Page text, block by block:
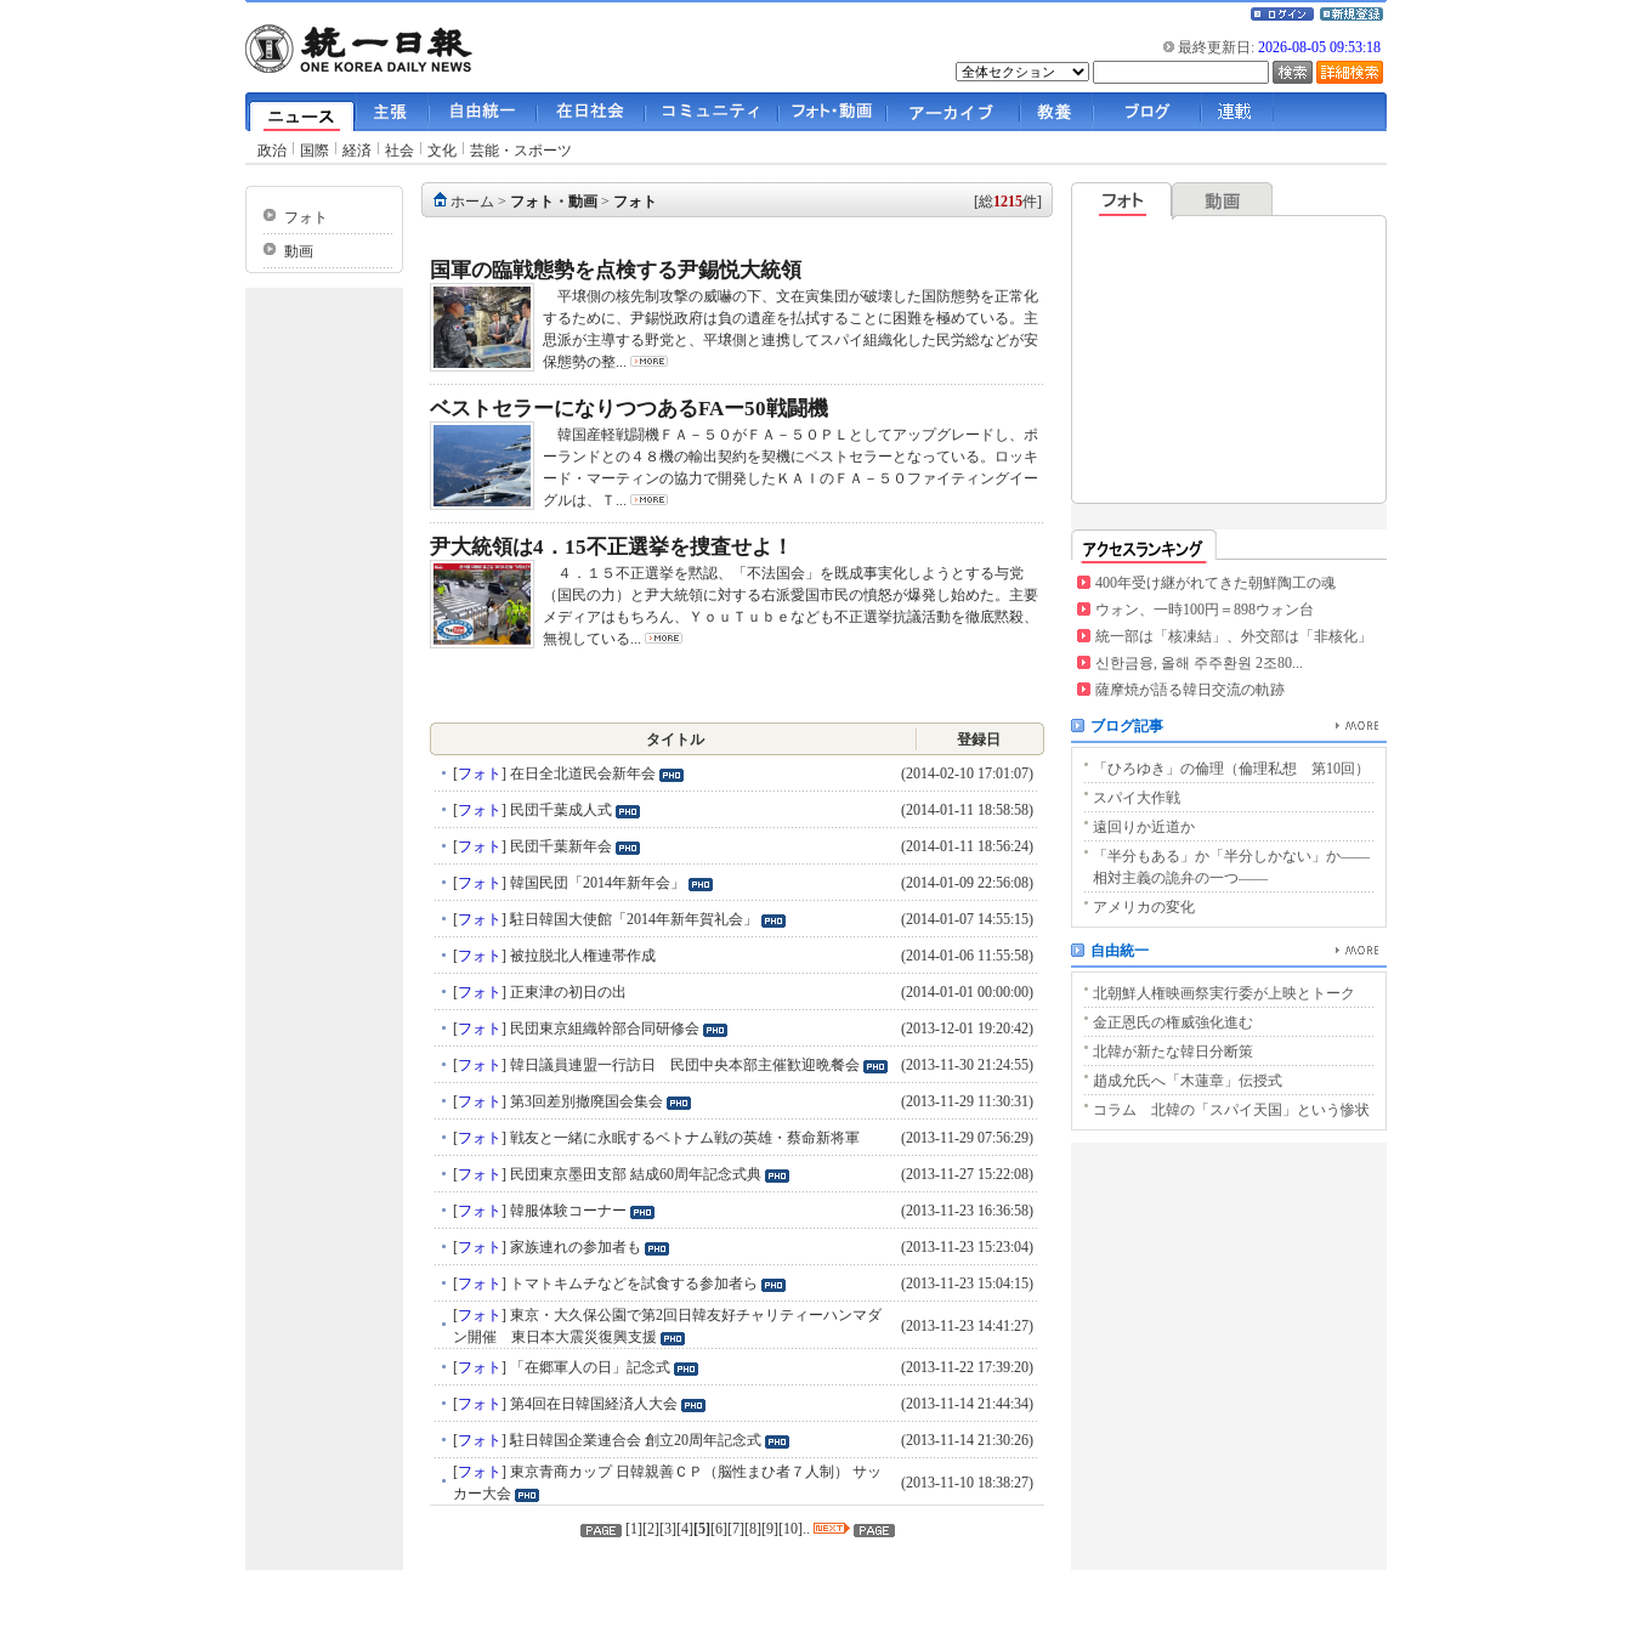
最終更新日: 2026-08-05 09:53:18
政治 国際 経済 社会 文化 芸能・スポーツ
フォト
動画
ホーム > フォト・動画 > フォト [総1215件]
国軍の臨戦態勢を点検する尹錫悦大統領
平壌側の核先制攻撃の威嚇の下、文在寅集団が破壊した国防態勢を正常化
するために、尹錫悦政府は負の遺産を払拭することに困難を極めている。主
思派が主導する野党と、平壌側と連携してスパイ組織化した民労総などが安
保態勢の整...
ベストセラーになりつつあるFAー50戦闘機
韓国産軽戦闘機ＦＡ－５０がＦＡ－５０ＰＬとしてアップグレードし、ポ
ーランドとの４８機の輸出契約を契機にベストセラーとなっている。ロッキ
ード・マーティンの協力で開発したＫＡＩのＦＡ－５０ファイティングイー
グルは、Ｔ...
尹大統領は4．15不正選挙を捜査せよ！
４．１５不正選挙を黙認、「不法国会」を既成事実化しようとする与党
（国民の力）と尹大統領に対する右派愛国市民の憤怒が爆発し始めた。主要
メディアはもちろん、ＹｏｕＴｕｂｅなども不正選挙抗議活動を徹底黙殺、
無視している...
タイトル
登録日
[フォト ] 在日全北道民会新年会 (2014-02-10 17:01:07)
[フォト ] 民団千葉成人式 (2014-01-11 18:58:58)
[フォト ] 民団千葉新年会 (2014-01-11 18:56:24)
[フォト ] 韓国民団「2014年新年会」 (2014-01-09 22:56:08)
[フォト ] 駐日韓国大使館「2014年新年賀礼会」 (2014-01-07 14:55:15)
[フォト ] 被拉脱北人権連帯作成 (2014-01-06 11:55:58)
[フォト ] 正東津の初日の出 (2014-01-01 00:00:00)
[フォト ] 民団東京組織幹部合同研修会 (2013-12-01 19:20:42)
[フォト ] 韓日議員連盟一行訪日 民団中央本部主催歓迎晩餐会 (2013-11-30 21:24:55)
[フォト ] 第3回差別撤廃国会集会 (2013-11-29 11:30:31)
[フォト ] 戦友と一緒に永眠するベトナム戦の英雄・蔡命新将軍 (2013-11-29 07:56:29)
[フォト ] 民団東京墨田支部 結成60周年記念式典 (2013-11-27 15:22:08)
[フォト ] 韓服体験コーナー (2013-11-23 16:36:58)
[フォト ] 家族連れの参加者も (2013-11-23 15:23:04)
[フォト ] トマトキムチなどを試食する参加者ら
(2013-11-23 15:04:15)
[フォト ] 東京・大久保公園で第2回日韓友好チャリティーハンマダ
ン開催 東日本大震災復興支援
(2013-11-23 14:41:27)
[フォト ] 「在郷軍人の日」記念式 (2013-11-22 17:39:20)
[フォト ] 第4回在日韓国経済人大会 (2013-11-14 21:44:34)
[フォト ] 駐日韓国企業連合会 創立20周年記念式
(2013-11-14 21:30:26)
[フォト ] 東京青商カップ 日韓親善ＣＰ（脳性まひ者７人制） サッ
カー大会
(2013-11-10 18:38:27)
[1][2][3][4] [5] [6][7][8][9][10]..
400年受け継がれてきた朝鮮陶工の魂
ウォン、一時100円＝898ウォン台
統一部は「核凍結」、外交部は「非核化」
신한금융, 올해 주주환원 2조80...
薩摩焼が語る韓日交流の軌跡
ブログ記事
「ひろゆき」の倫理（倫理私想 第10回）
スパイ大作戦
遠回りか近道か
「半分もある」か「半分しかない」か――
相対主義の詭弁の一つ――
アメリカの変化
自由統一
北朝鮮人権映画祭実行委が上映とトーク
金正恩氏の権威強化進む
北韓が新たな韓日分断策
趙成允氏へ「木蓮章」伝授式
コラム 北韓の「スパイ天国」という惨状